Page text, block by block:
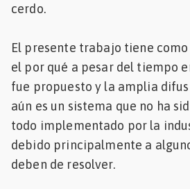
cerdo.
El presente trabajo tiene
el por qué a pesar del tiempo
fue propuesto y la amplia
aún es un sistema que no ha
todo implementado por la
debido principalmente a
deben de resolver.